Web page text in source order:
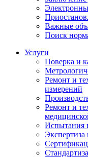
Важные
Поиск
Услуги
Поверка и
Ремонт и
измерений
Ремонт и
Испытания